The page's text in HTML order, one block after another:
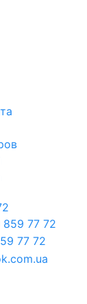
859 77 72
77 72